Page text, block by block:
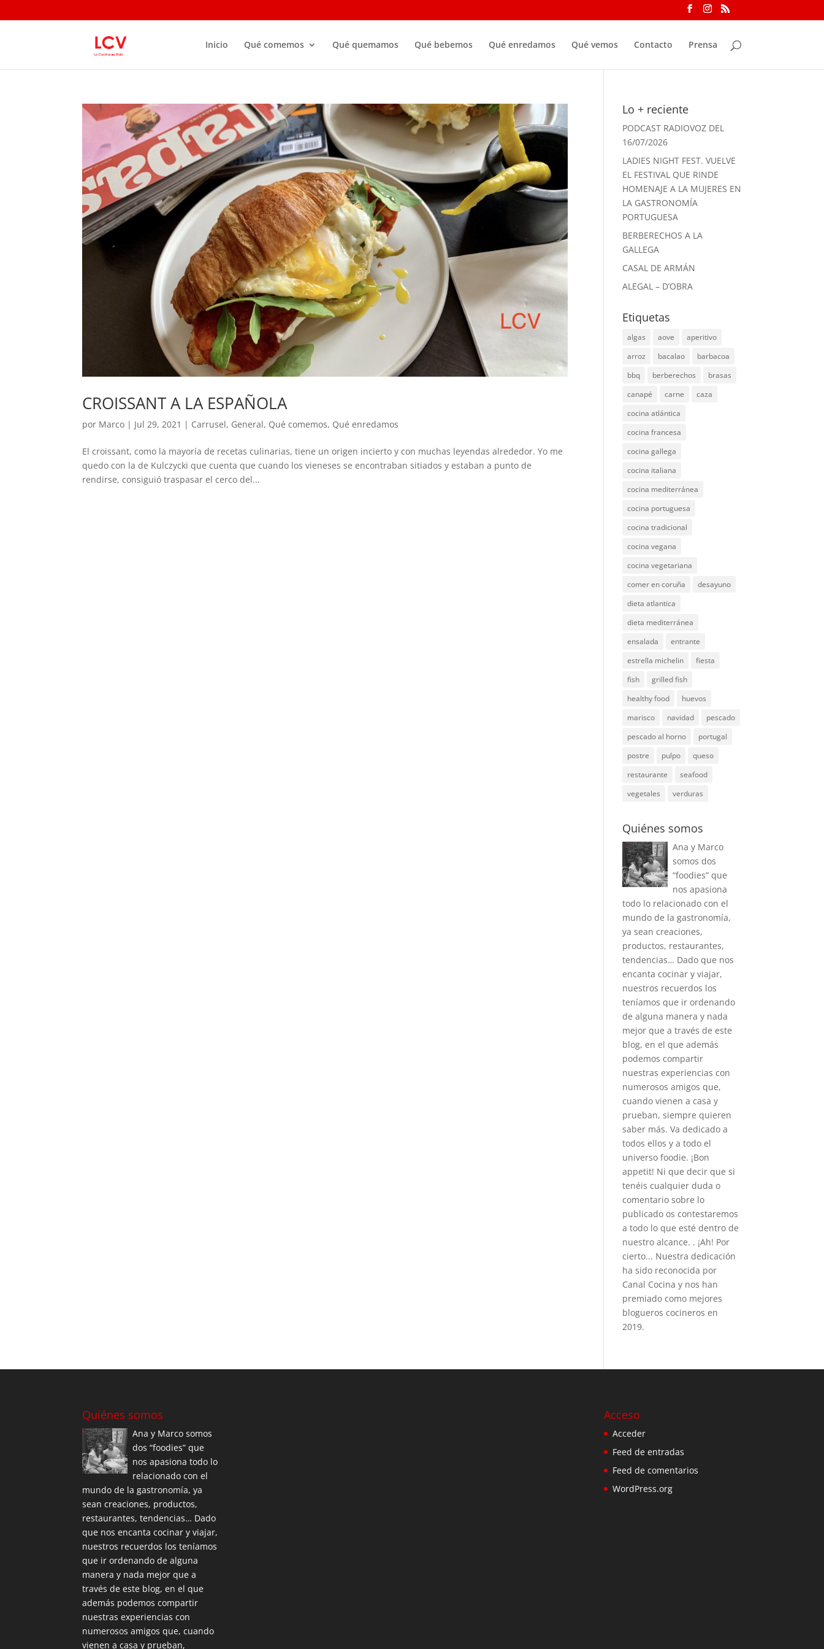
Inicio Qué comemos Qué quemamos Qué bebemos Qué enredamos Qué vemos Contacto Prensa
CROISSANT A LA ESPAÑOLA
por Marco | Jul 29, 2021 | Carrusel, General, Qué comemos, Qué enredamos
El croissant, como la mayoría de recetas culinarias, tiene un origen incierto y con muchas leyendas alrededor. Yo me
quedo con la de Kulczycki que cuenta que cuando los vieneses se encontraban sitiados y estaban a punto de
rendirse, consiguió traspasar el cerco del...
Lo + reciente
PODCAST RADIOVOZ DEL
16/07/2026
LADIES NIGHT FEST. VUELVE
EL FESTIVAL QUE RINDE
HOMENAJE A LA MUJERES EN
LA GASTRONOMÍA
PORTUGUESA
BERBERECHOS A LA
GALLEGA
CASAL DE ARMÁN
ALEGAL – D’OBRA
Etiquetas
algas aove
aperitivo
arroz
bacalao
barbacoa
bbq
berberechos
brasas
canapé
carne
caza
cocina atlántica
cocina francesa
cocina gallega
cocina italiana
cocina mediterránea
cocina portuguesa
cocina tradicional
cocina vegana
cocina vegetariana
comer en coruña
desayuno
dieta atlantica
dieta mediterránea
ensalada
entrante
estrella michelin
fiesta
fish
grilled fish
healthy food
huevos
marisco
navidad
pescado
pescado al horno
portugal
postre
pulpo
queso
restaurante
seafood
vegetales
verduras
Quiénes somos
Ana y Marco
somos dos
“foodies” que
nos apasiona
todo lo relacionado con el
mundo de la gastronomía,
ya sean creaciones,
productos, restaurantes,
tendencias… Dado que nos
encanta cocinar y viajar,
nuestros recuerdos los
teníamos que ir ordenando
de alguna manera y nada
mejor que a través de este
blog, en el que además
podemos compartir
nuestras experiencias con
numerosos amigos que,
cuando vienen a casa y
prueban, siempre quieren
saber más. Va dedicado a
todos ellos y a todo el
universo foodie. ¡Bon
appetit! Ni que decir que si
tenéis cualquier duda o
comentario sobre lo
publicado os contestaremos
a todo lo que esté dentro de
nuestro alcance. . ¡Ah! Por
cierto... Nuestra dedicación
ha sido reconocida por
Canal Cocina y nos han
premiado como mejores
blogueros cocineros en
2019.
Quiénes somos
Ana y Marco somos
dos “foodies” que
nos apasiona todo lo
relacionado con el
mundo de la gastronomía, ya
sean creaciones, productos,
restaurantes, tendencias… Dado
que nos encanta cocinar y viajar,
nuestros recuerdos los teníamos
que ir ordenando de alguna
manera y nada mejor que a
través de este blog, en el que
además podemos compartir
nuestras experiencias con
numerosos amigos que, cuando
vienen a casa y prueban,
Acceso
Acceder
Feed de entradas
Feed de comentarios
WordPress.org